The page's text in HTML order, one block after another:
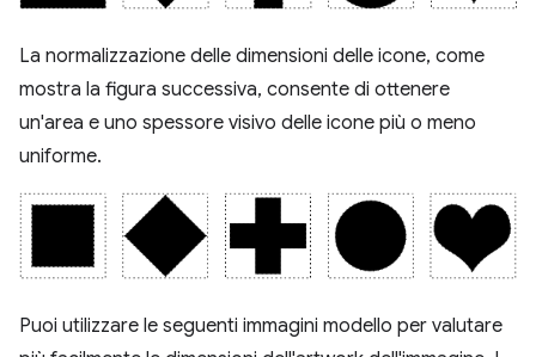
La normalizzazione delle dimensioni delle icone, come
mostra la figura successiva, consente di ottenere
un'area e uno spessore visivo delle icone più o meno
uniforme.
Puoi utilizzare le seguenti immagini modello per valutare